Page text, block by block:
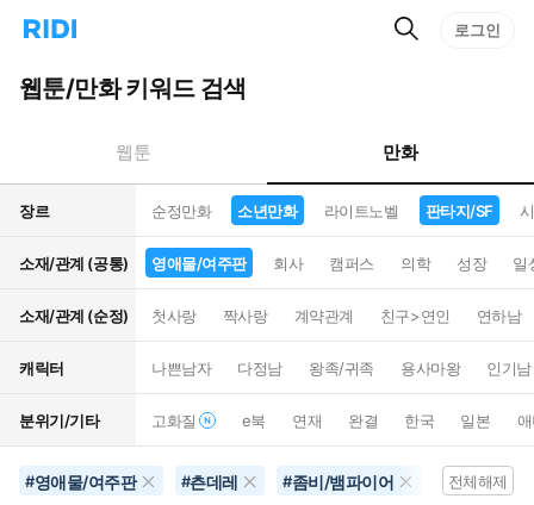
리
홈
으
턴
트
검
로그인
웹툰/만화 키워드 검색
웹툰 만화
장르 순정만화 소년만화 라이트노벨 판타지/SF
소재/관계 (공통) 영애물/여주판 회사 캠퍼스 의학 성장 일
소재/관계 (순정) 첫사랑 짝사랑 계약관계 친구>연인 연하남
캐릭터 나쁜남자 다정남 왕족/귀족 용사마왕 인기남
분위기/기타 고화질 e북 연재 완결 한국 일본
#영애물/여주판 #츤데레 #좀비/뱀파이어 영화화
전체해제